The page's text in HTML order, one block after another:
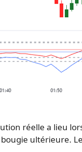
réelle a lieu
ultérieure.